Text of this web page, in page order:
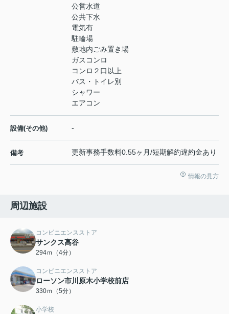
公営水道
公共下水
電気有
駐輪場
敷地内ごみ置き場
ガスコンロ
コンロ２口以上
バス・トイレ別
シャワー
エアコン
設備(その他) -
備考 更新事務手数料0.55ヶ月/短期解約違約金あり
情報の見方
周辺施設
コンビニエンスストア
サンクス高谷
294ｍ（4分）
コンビニエンスストア
ローソン市川原木小学校前店
330ｍ（5分）
小学校